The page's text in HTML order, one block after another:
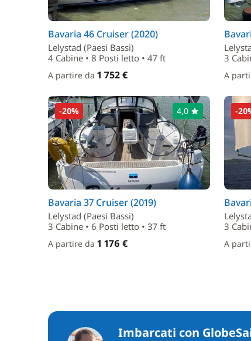
Bavaria 46 Cruiser (2020)
Lelystad (Paesi Bassi)
4 Cabine • 8 Posti letto • 47 ft
A partire da 1 752 €
3
A
-20% 4,0
Bavaria 37 Cruiser (2019)
Lelystad (Paesi Bassi)
3 Cabine • 6 Posti letto • 37 ft
A partire da 1 176 €
-
3
A
Imbarcati con